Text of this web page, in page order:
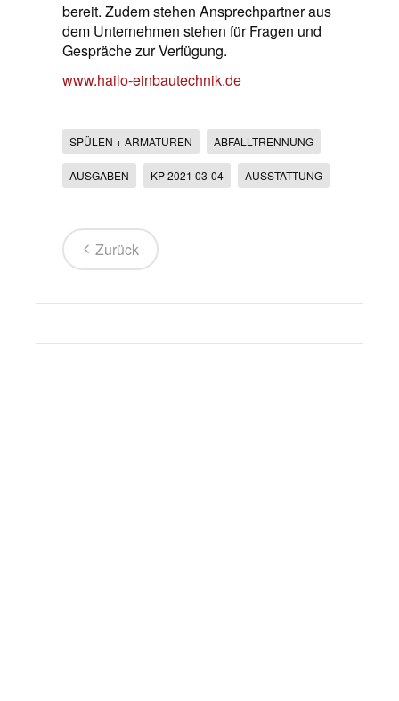
bereit. Zudem stehen Ansprechpartner aus
dem Unternehmen stehen für Fragen und
Gespräche zur Verfügung.
www.hailo-einbautechnik.de
SPÜLEN + ARMATUREN ABFALLTRENNUNG
AUSGABEN KP 2021 03-04 AUSSTATTUNG
Zurück